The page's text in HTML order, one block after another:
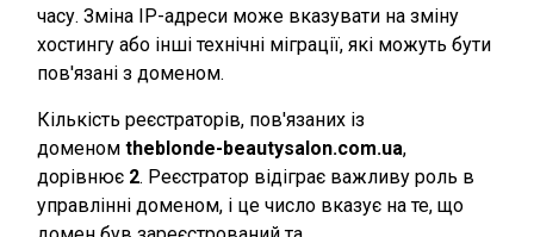
часу. Зміна IP-адреси може вказувати на зміну
хостингу або інші технічні міграції, які можуть бути
пов'язані з доменом.
Кількість реєстраторів, пов'язаних із
доменом theblonde-beautysalon.com.ua,
дорівнює 2. Реєстратор відіграє важливу роль в
управлінні доменом, і це число вказує на те, що